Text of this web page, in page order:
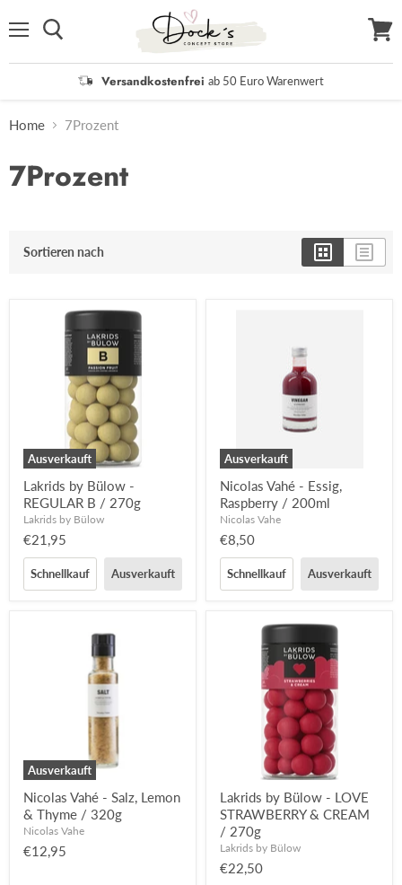
Versandkostenfrei ab 50 Euro Warenwert
Home 7Prozent
7Prozent
Sortieren nach
Ausverkauft
Lakrids by Bülow -
REGULAR B / 270g
Lakrids by Bülow
€21,95
Schnellkauf Ausverkauft
Ausverkauft
Nicolas Vahé - Essig,
Raspberry / 200ml
Nicolas Vahe
€8,50
Schnellkauf Ausverkauft
Ausverkauft
Nicolas Vahé - Salz, Lemon
& Thyme / 320g
Nicolas Vahe
€12,95
Lakrids by Bülow - LOVE
STRAWBERRY & CREAM
/ 270g
Lakrids by Bülow
€22,50